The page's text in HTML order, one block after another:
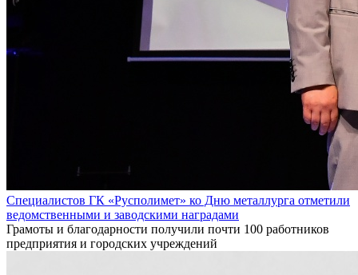
Специалистов ГК «Русполимет» ко Дню металлурга отметили
ведомственными и заводскими наградами
Грамоты и благодарности получили почти 100 работников
предприятия и городских учреждений